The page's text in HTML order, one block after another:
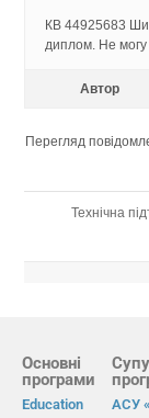
КВ 44925683
диплом. Не могу
Автор
Перегляд
Технічна
Основні
програми
Education АСУ